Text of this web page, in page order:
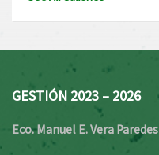
GESTIÓN 2023 – 2026
Eco. Manuel E. Vera Paredes